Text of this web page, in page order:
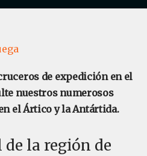
de expedición en el
nuestros numerosos
el Ártico y la Antártida.
la región de